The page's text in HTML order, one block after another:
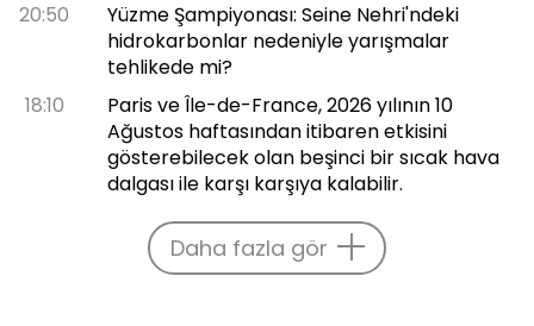
20:50
Yüzme Şampiyonası: Seine Nehri'ndeki
hidrokarbonlar nedeniyle yarışmalar
tehlikede mi?
18:10
Paris ve Île-de-France, 2026 yılının 10
Ağustos haftasından itibaren etkisini
gösterebilecek olan beşinci bir sıcak hava
dalgası ile karşı karşıya kalabilir.
Daha fazla gör